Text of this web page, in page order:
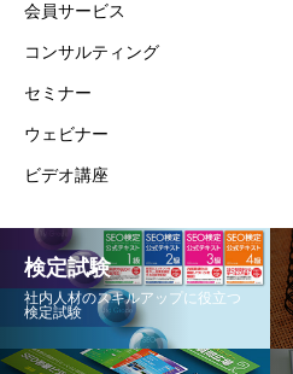
会員サービス
コンサルティング
セミナー
ウェビナー
ビデオ講座
検定試験
社内人材のスキルアップに役立つ
検定試験